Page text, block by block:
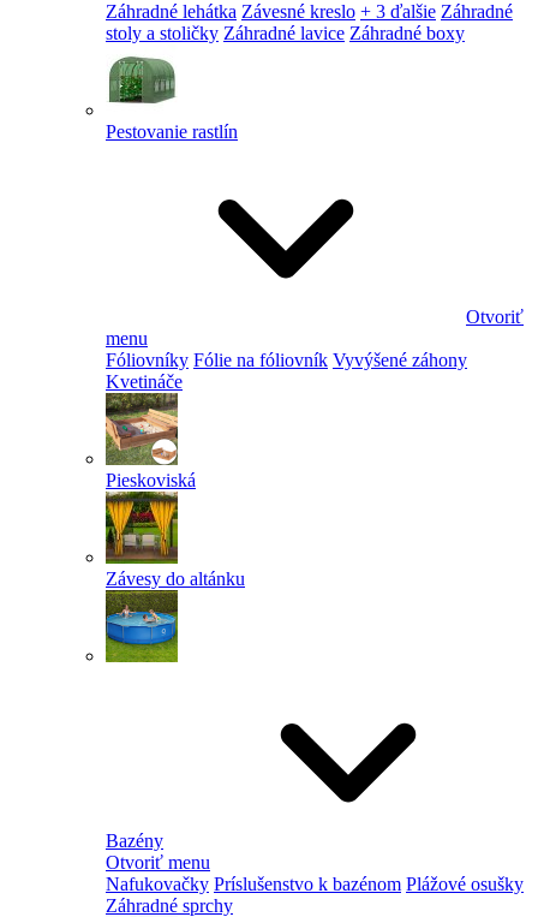
Záhradné lehátka Závesné kreslo + 3 ďalšie Záhradné
stoly a stoličky Záhradné lavice Záhradné boxy
Pestovanie rastlín
Otvoriť
menu
Fóliovníky Fólie na fóliovník Vyvýšené záhony
Kvetináče
Pieskoviská
Závesy do altánku
Bazény
Otvoriť menu
Nafukovačky Príslušenstvo k bazénom Plážové osušky
Záhradné sprchy